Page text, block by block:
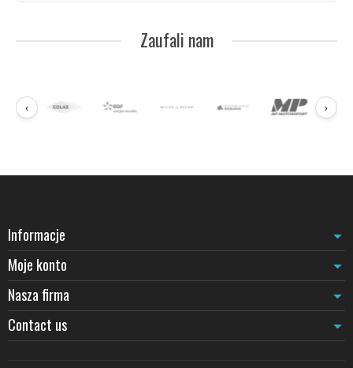
Mobilny(ta strona): przenośny, idealny do elastycznego
Do przykręcenia: demontowany, płytka na podłodze.
mm lepiej znosi uderzenia boczne.
Wysokość całkowita: 90 do 100 cm. Powyżej 100 cm przedmiot
staje się nieporęczny w obsłudze.
głowica odkręca się po jednoczesnym naciśnięciu dwóch klipsów,
Kolor taśmy
Zaufali nam
‹ ›
Informacje
Moje konto
Nasza firma
Contact us